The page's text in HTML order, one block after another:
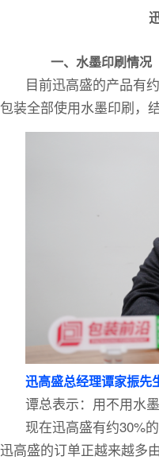
一、水墨印刷情况
目前迅高盛的产品有约
包装全部使用水墨印刷，结
迅高盛总经理谭家振先
谭总表示：用不用水
现在迅高盛有约30%
迅高盛的订单正越来越多